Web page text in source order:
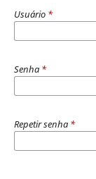
Usuário *
Senha *
Repetir senha *